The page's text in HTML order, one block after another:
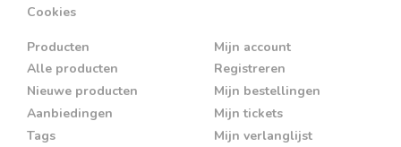
Cookies
Producten
Alle producten
Nieuwe producten
Aanbiedingen
Tags
Mijn account
Registreren
Mijn bestellingen
Mijn tickets
Mijn verlanglijst